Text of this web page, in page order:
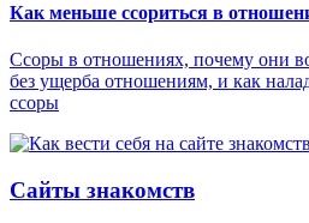
Как меньше ссориться в
Ссоры в отношениях, почему они
без ущерба отношениям, и как
ссоры
Сайты знакомств